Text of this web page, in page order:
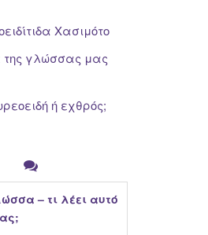
Χασιμότο
της γλώσσας μας
ή εχθρός;
– τι λέει αυτό